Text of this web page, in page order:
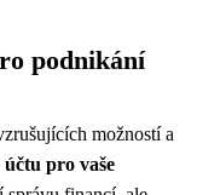
podnikání
možností a
pro vaše